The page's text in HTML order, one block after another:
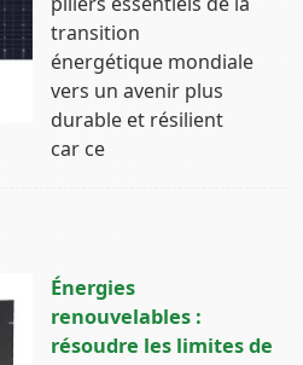
transition
énergétique mondiale
vers un avenir plus
durable et résilient
car ce
Énergies
renouvelables :
résoudre les limites de